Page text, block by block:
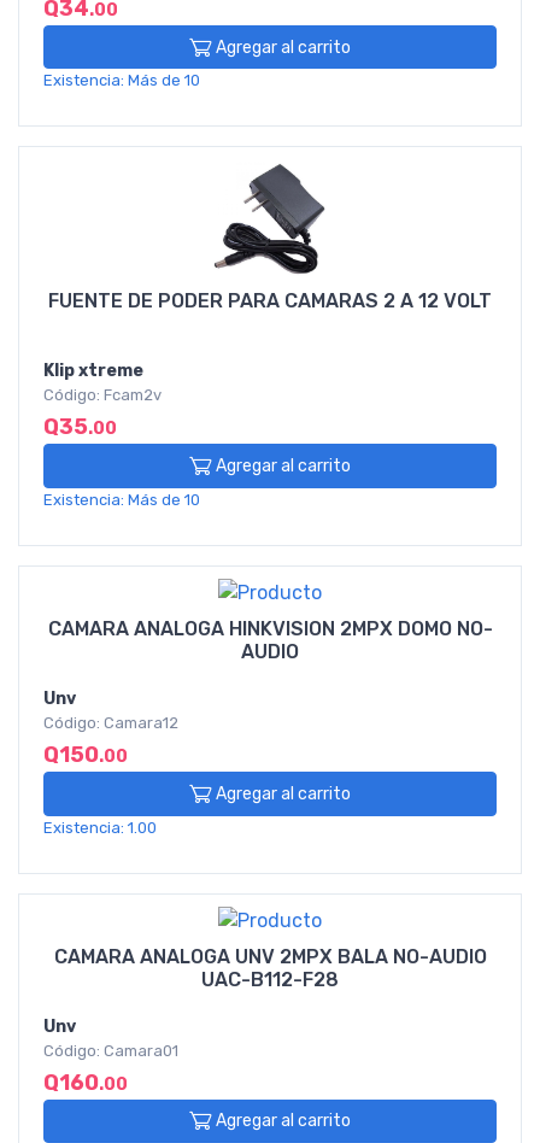
Q34.00
Agregar al carrito
Existencia: Más de 10
FUENTE DE PODER PARA CAMARAS 2 A 12 VOLT
Klip xtreme
Código: Fcam2v
Q35.00
Agregar al carrito
Existencia: Más de 10
CAMARA ANALOGA HINKVISION 2MPX DOMO NO-
AUDIO
Unv
Código: Camara12
Q150.00
Agregar al carrito
Existencia: 1.00
CAMARA ANALOGA UNV 2MPX BALA NO-AUDIO
UAC-B112-F28
Unv
Código: Camara01
Q160.00
Agregar al carrito